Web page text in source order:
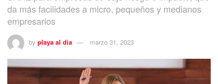
da más facilidades a micro, pequeños y medianos
empresarios
by playa al dia marzo 31, 2023